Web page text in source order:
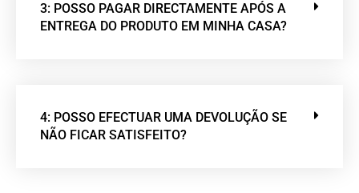
3: POSSO PAGAR DIRECTAMENTE APÓS A
ENTREGA DO PRODUTO EM MINHA CASA?
4: POSSO EFECTUAR UMA DEVOLUÇÃO SE
NÃO FICAR SATISFEITO?